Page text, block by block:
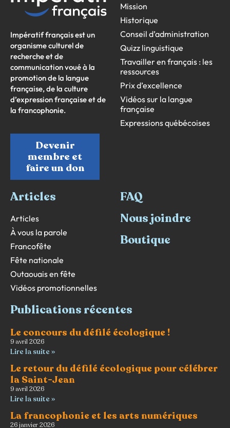
Impératif français est un
organisme culturel de
recherche et de
communication voué à la
promotion de la langue
française, de la culture
d’expression française et de
la francophonie.
Devenir
membre et
faire un don
Mission
Historique
Conseil d’administration
Quizz linguistique
Travailler en français : les
ressources
Prix d’excellence
Vidéos sur la langue
française
Expressions québécoises
Articles
Articles
À vous la parole
Francofête
Fête nationale
Outaouais en fête
Vidéos promotionnelles
FAQ
Nous joindre
Boutique
Publications récentes
Le concours du défilé écologique !
9 avril 2026
Lire la suite »
Le retour du défilé écologique pour célébrer
la Saint-Jean
9 avril 2026
Lire la suite »
La francophonie et les arts numériques
26 janvier 2026